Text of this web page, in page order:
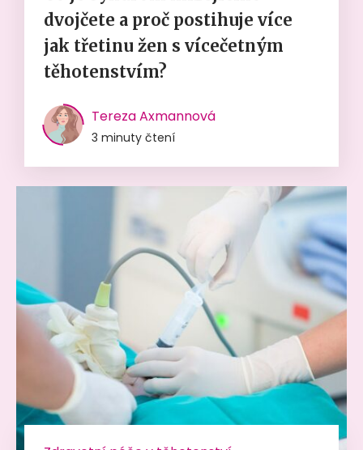
dvojčete a proč postihuje více
jak třetinu žen s vícečetným
těhotenstvím?
Tereza Axmannová
3 minuty čtení